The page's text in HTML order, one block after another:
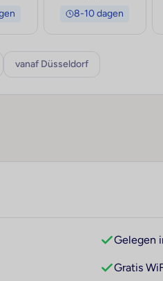
8-10 dagen
vanaf Düsseldorf
Gelegen
Gratis